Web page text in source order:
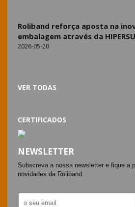
Roliband reforça aposta na
embalagem através da
2026-05-20
VER TODAS
CERTIFICADOS
NEWSLETTER
Subscreva a nossa newsletter e fique a
novidades da Roliband.